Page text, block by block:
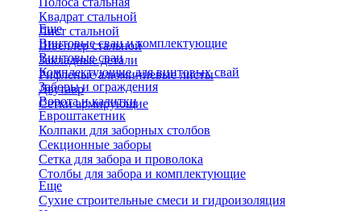
Квадрат стальной
Лист стальной
Швеллер стальной
Закладные детали
Рифленые алюминиевые листы
Двутавр
Сетки армирующие
Еще
Винтовые сваи и комплектующие
Винтовые сваи
Комплектующие для винтовых свай
Заборы и ограждения
Ворота и калитки
Евроштакетник
Колпаки для заборных столбов
Секционные заборы
Сетка для забора и проволока
Столбы для забора и комплектующие
Еще
Сухие строительные смеси и гидроизоляция